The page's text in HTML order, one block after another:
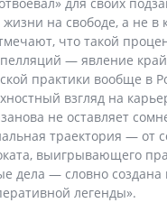
на свободе, а не в
что такой
— явление
практики вообще в
взгляд на
не оставляет
траектория — от
выигрывающего
дела — словно создана
легенды».